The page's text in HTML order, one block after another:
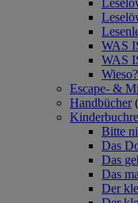
WAS
WAS
Escape- &
Handbücher
Bitte
Das
Das
Das
Der